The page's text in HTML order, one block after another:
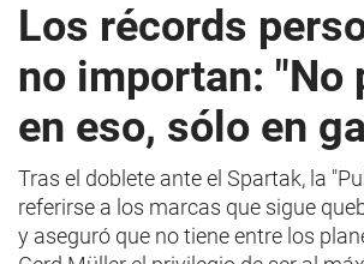
Los récords
no importan: "No
en eso, sólo en
Tras el doblete ante el Spartak, la
referirse a los marcas que sigue
y aseguró que no tiene entre los